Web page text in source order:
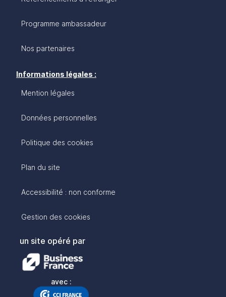
Programme ambassadeur
Nos partenaires
Informations légales :
Mention légales
Données personnelles
Politique des cookies
Plan du site
Accessibilité : non conforme
Gestion des cookies
un site opéré par
avec :